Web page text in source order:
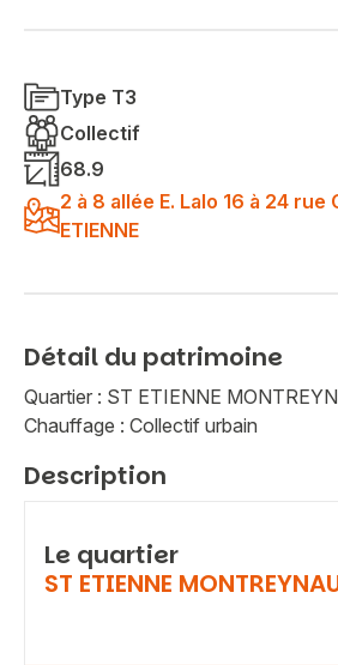
Type T3
Collectif
68.9
2 à 8 allée E. Lalo 16 à 24 rue
ETIENNE
Détail du patrimoine
Quartier : ST ETIENNE
Chauffage : Collectif urbain
Description
Le quartier
ST ETIENNE